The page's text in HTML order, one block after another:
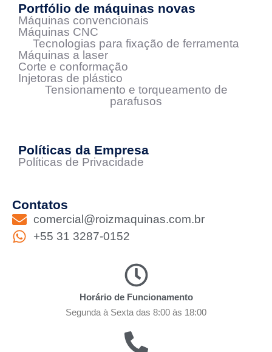
Portfólio de máquinas novas
Máquinas convencionais
Máquinas CNC
Tecnologias para fixação de ferramenta
Máquinas a laser
Corte e conformação
Injetoras de plástico
Tensionamento e torqueamento de
parafusos
Políticas da Empresa
Políticas de Privacidade
Contatos
comercial@roizmaquinas.com.br
+55 31 3287-0152
Horário de Funcionamento
Segunda à Sexta das 8:00 às 18:00